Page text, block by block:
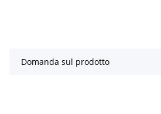
Domanda sul prodotto